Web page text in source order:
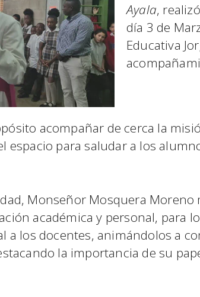
Ayala,
día 3 de
Educativa
acompañar de cerca la
para saludar a los
Monseñor Mosquera
académica y personal, para
a los docentes, animándolos a
la importancia de su